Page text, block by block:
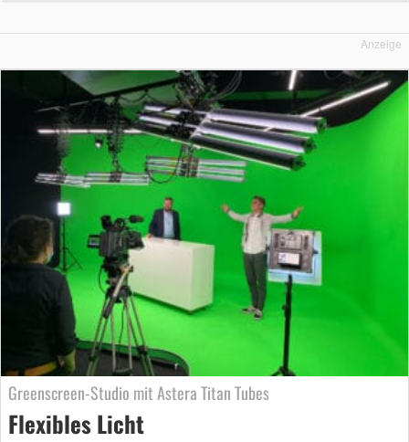
Anzeige
Greenscreen-Studio mit Astera Titan Tubes
Flexibles Licht